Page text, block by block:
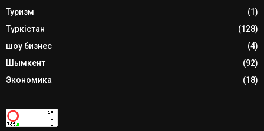
Туризм
(1)
Түркістан
(128)
шоу бизнес
(4)
Шымкент
(92)
Экономика
(18)